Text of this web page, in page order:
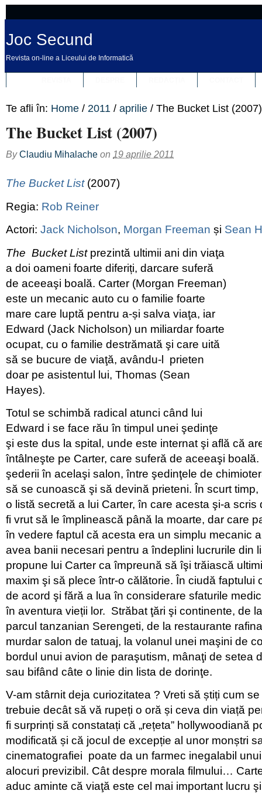
Joc Secund
Revista on-line a Liceului de Informatică
Te afli în: Home / 2011 / aprilie / The Bucket List (2007)
The Bucket List (2007)
ByClaudiu Mihalache on 19 aprilie 2011
The Bucket List(2007)
Regia: Rob Reiner
Actori: Jack Nicholson, Morgan Freeman și Sean
The Bucket Listprezintă ultimii ani din viaţa
a doi oameni foarte diferiți, darcare suferă
de aceeaşi boală. Carter (Morgan Freeman)
este un mecanic auto cu o familie foarte
mare care luptă pentru a-și salva viaţa, iar
Edward (Jack Nicholson) un miliardar foarte
ocupat, cu o familie destrămată şi care uită
să se bucure de viaţă, avându-l prieten
doar pe asistentul lui, Thomas (Sean
Hayes).
Totul se schimbă radical atunci când lui
Edward i se face rău în timpul unei şedinţe
şi este dus la spital, unde este internat şi află că
întâlneşte pe Carter, care suferă de aceeaşi
şederii în acelaşi salon, între şedinţele de
să se cunoască şi să devină prieteni. În scurt
o listă secretă a lui Carter, în care acesta şi-a scris
fi vrut să le împlinească până la moarte, dar care
în vedere faptul că acesta era un simplu mecanic
avea banii necesari pentru a îndeplini lucrurile din
propune lui Carter ca împreună să îşi trăiască
maxim şi să plece într-o călătorie. În ciudă faptului
de acord şi fără a lua în considerare sfaturile
în aventura vieții lor. Străbat ţări şi continente, de
parcul tanzanian Serengeti, de la restaurante
murdar salon de tatuaj, la volanul unei maşini de
bordul unui avion de paraşutism, mânaţi de setea
sau bifând câte o linie din lista de dorinţe.
V-am stârnit deja curiozitatea ? Vreti să știți cum
trebuie decât să vă rupeți o oră și ceva din viață
fi surprinți să constatați că „rețeta” hollywoodiană
modificată și că jocul de excepție al unor monștri
cinematografiei poate da un farmec inegalabil
alocuri previzibil. Cât despre morala filmului…
aduc aminte că viaţă este cel mai important lucru